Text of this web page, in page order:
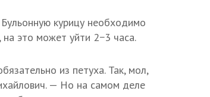
курицу необходимо
это может уйти 2−3 часа.
из петуха. Так, мол,
— Но на самом деле